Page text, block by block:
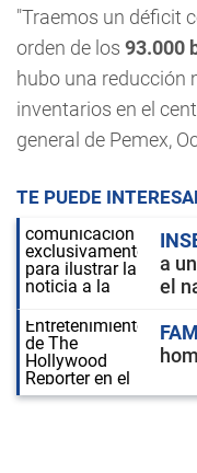
"Traemos un déficit
orden de los 93.000
hubo una reducción
inventarios en el
general de Pemex,
TE PUEDE
a
el